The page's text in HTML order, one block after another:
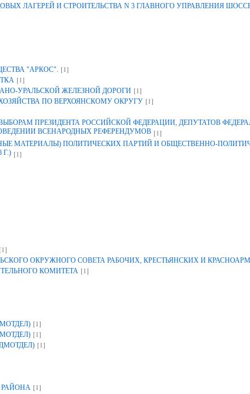
ЛАГЕРЕЙ И СТРОИТЕЛЬСТВА N 3 ГЛАВНОГО УПРАВЛЕНИЯ
"АРКОС". [1]
[1]
УРАЛЬСКОЙ ЖЕЛЕЗНОЙ ДОРОГИ [1]
ПО ВЕРХОЯНСКОМУ ОКРУГУ [1]
ПРЕЗИДЕНТА РОССИЙСКОЙ ФЕДЕРАЦИИ, ДЕПУТАТОВ
ВСЕНАРОДНЫХ РЕФЕРЕНДУМОВ [1]
МАТЕРИАЛЫ) ПОЛИТИЧЕСКИХ ПАРТИЙ И ОБЩЕСТВЕННО-
[1]
[1]
ОКРУЖНОГО СОВЕТА РАБОЧИХ, КРЕСТЬЯНСКИХ И
КОМИТЕТА [1]
[1]
[1]
[1]
[1]